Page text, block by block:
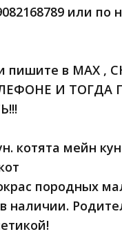
или по
пишите в MAX
И ТОГДА
котята мейн
породных
наличии.